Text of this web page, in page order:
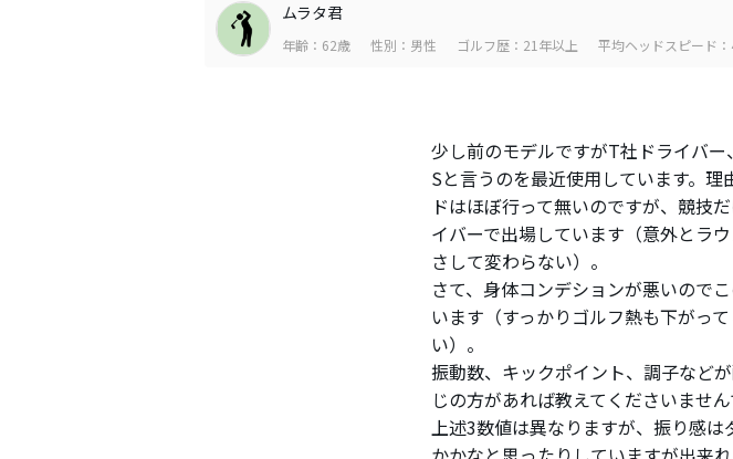
ムラタ君
年齢：62歳 性別：男性 ゴルフ歴：21年以上 平均ヘッドスピード
少し前のモデルですがT社ドライバ
Sと言うのを最近使用しています。
ドはほぼ行って無いのですが、競技
イバーで出場しています（意外とラ
さして変わらない）。
さて、身体コンデションが悪いので
います（すっかりゴルフ熱も下がっ
い）。
振動数、キックポイント、調子など
じの方があれば教えてくださいませ
上述3数値は異なりますが、振り感